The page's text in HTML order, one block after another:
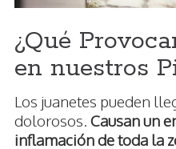
¿Qué
en nuestros
Los juanetes pueden
dolorosos. Causan un
inflamación de toda la